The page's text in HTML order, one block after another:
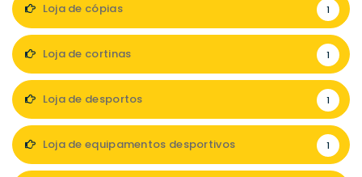
Loja de cópias 1
Loja de cortinas 1
Loja de desportos 1
Loja de equipamentos desportivos 1